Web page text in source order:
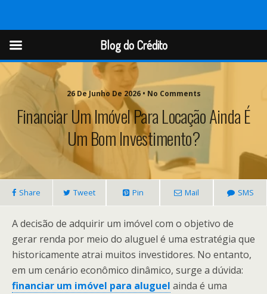
Blog do Crédito
26 De Junho De 2026 • No Comments
Financiar Um Imóvel Para Locação Ainda É
Um Bom Investimento?
Share Tweet Pin Mail SMS
A decisão de adquirir um imóvel com o objetivo de
gerar renda por meio do aluguel é uma estratégia que
historicamente atrai muitos investidores. No entanto,
em um cenário econômico dinâmico, surge a dúvida:
financiar um imóvel para aluguel ainda é uma
Blog do Crédito